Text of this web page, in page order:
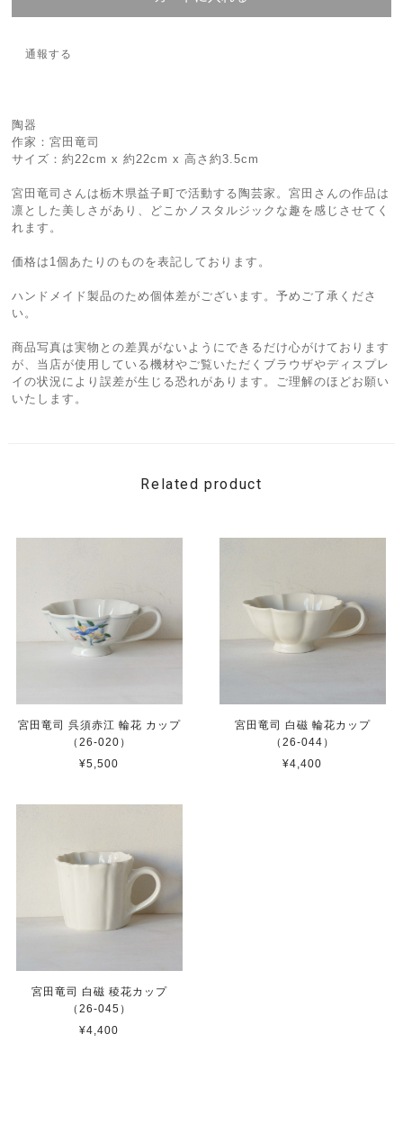
通報する
陶器
作家：宮田竜司
サイズ：約22cm x 約22cm x 高さ約3.5cm
宮田竜司さんは栃木県益子町で活動する陶芸家。宮田さんの作品は
凛とした美しさがあり、どこかノスタルジックな趣を感じさせてく
れます。
価格は1個あたりのものを表記しております。
ハンドメイド製品のため個体差がございます。予めご了承くださ
い。
商品写真は実物との差異がないようにできるだけ心がけております
が、当店が使用している機材やご覧いただくブラウザやディスプレ
イの状況により誤差が生じる恐れがあります。ご理解のほどお願い
いたします。
Related product
宮田竜司 呉須赤江 輪花 カップ
（26-020）
¥5,500
宮田竜司 白磁 輪花カップ
（26-044）
¥4,400
宮田竜司 白磁 稜花カップ
（26-045）
¥4,400